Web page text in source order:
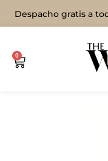
Despacho gratis a
0